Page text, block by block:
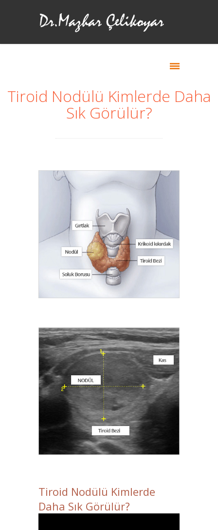
Tiroid Nodülü Kimlerde Daha
Sık Görülür?
Tiroid Nodülü Kimlerde
Daha Sık Görülür?